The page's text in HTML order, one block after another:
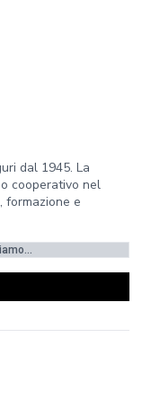
dal 1945. La
cooperativo nel
formazione e